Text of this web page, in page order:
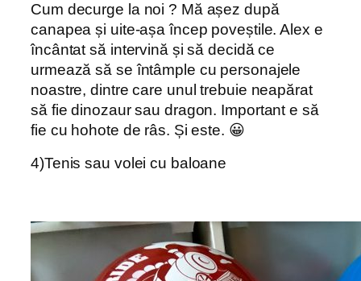
Cum decurge la noi ? Mă așez după
canapea și uite-așa încep poveștile. Alex e
încântat să intervină și să decidă ce
urmează să se întâmple cu personajele
noastre, dintre care unul trebuie neapărat
să fie dinozaur sau dragon. Important e să
fie cu hohote de râs. Și este. 😀
4)Tenis sau volei cu baloane